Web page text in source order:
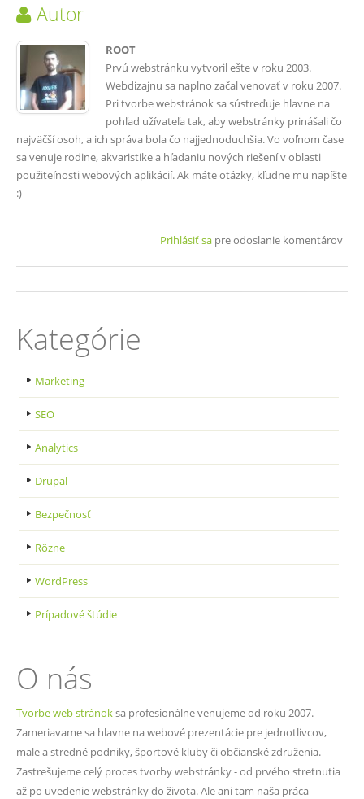
Autor
ROOT
Prvú webstránku vytvoril ešte v roku 2003.
Webdizajnu sa naplno začal venovať v roku 2007.
Pri tvorbe webstránok sa sústreďuje hlavne na
pohľad užívateľa tak, aby webstránky prinášali čo
najväčší osoh, a ich správa bola čo najjednoduchšia. Vo voľnom čase
sa venuje rodine, akvaristike a hľadaniu nových riešení v oblasti
použiteľnosti webových aplikácií. Ak máte otázky, kľudne mu napíšte
:)
Prihlásiť sapre odoslanie komentárov
Kategórie
Marketing
SEO
Analytics
Drupal
Bezpečnosť
Rôzne
WordPress
Prípadové štúdie
O nás
Tvorbe web stránoksa profesionálne venujeme od roku 2007.
Zameriavame sa hlavne na webové prezentácie pre jednotlivcov,
male a stredné podniky, športové kluby či občianské združenia.
Zastrešujeme celý proces tvorby webstránky - od prvého stretnutia
až po uvedenie webstránky do života. Ale ani tam naša práca